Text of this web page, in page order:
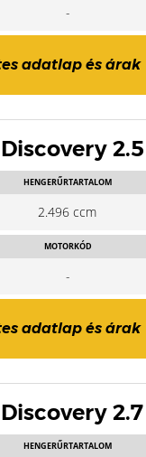
-
adatlap és árak
HENGERŰRTARTALOM
2.496 ccm
MOTORKÓD
-
adatlap és árak
HENGERŰRTARTALOM